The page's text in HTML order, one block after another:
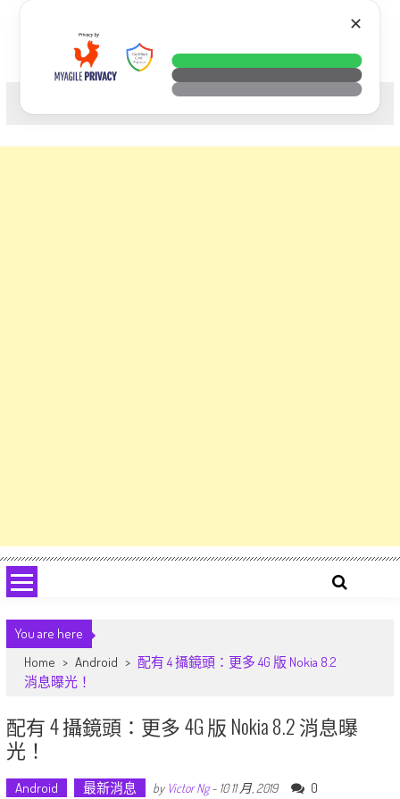
科技. 生活. 攝影.
You are here
Home > Android > 配有 4 攝鏡頭：更多 4G 版 Nokia 8.2
消息曝光！
配有 4 攝鏡頭：更多 4G 版 Nokia 8.2 消息曝
光！
Android 最新消息 by Victor Ng- 10 11 月, 2019 0
✕